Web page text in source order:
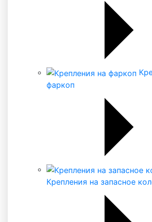
фаркоп
Крепления на запасное